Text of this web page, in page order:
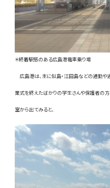
Instagram
＊終着駅感のある広島港電車乗り場
広島港は、主に似島・江田島などの通勤や
業式を終えたばかりの学生さんや保護者の方
室から出てみると、